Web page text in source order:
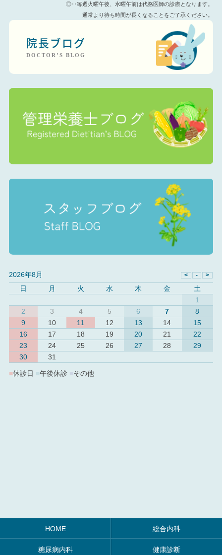
◎‥毎週火曜午後、水曜午前は代務医師の診療となります。
通常より待ち時間が長くなることをご了承ください。
院長ブログ
DOCTOR’S BLOG
2026年8月
日
月 火 水 木 金
土
1
2
3 4 5 6 7
8
9
10 11 12 13 14
15
16
17 18 19 20 21
22
23
24 25 26 27 28
29
30
31
■休診日 ■午後休診 その他
HOME 総合内科
糖尿病内科 健康診断